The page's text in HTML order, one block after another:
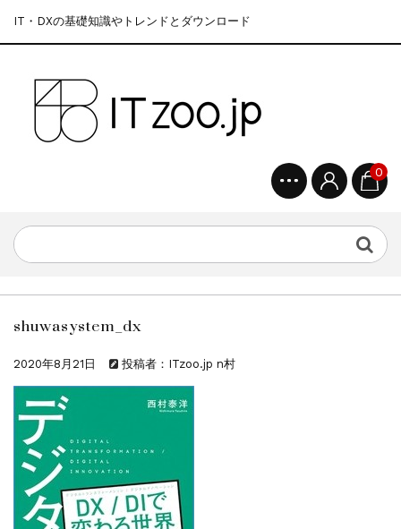
IT・DXの基礎知識やトレンドとダウンロード
0
shuwasystem_dx
2020年8月21日 投稿者：ITzoo.jp n村